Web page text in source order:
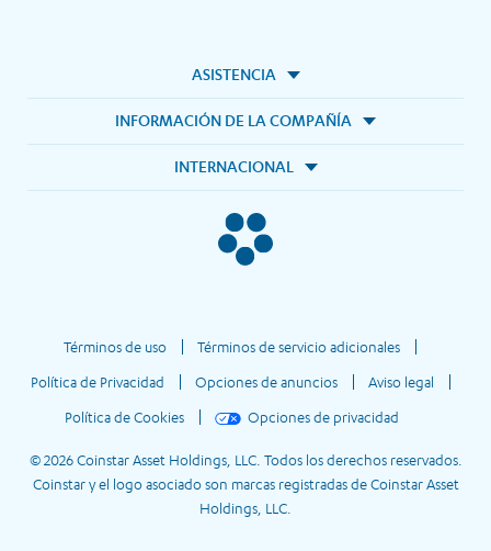
ASISTENCIA
INFORMACIÓN DE LA COMPAÑÍA
INTERNACIONAL
Términos de uso
Términos de servicio adicionales
Política de Privacidad
Opciones de anuncios
Aviso legal
Política de Cookies
Opciones de privacidad
© 2026 Coinstar Asset Holdings, LLC. Todos los derechos reservados.
Coinstar y el logo asociado son marcas registradas de Coinstar Asset
Holdings, LLC.